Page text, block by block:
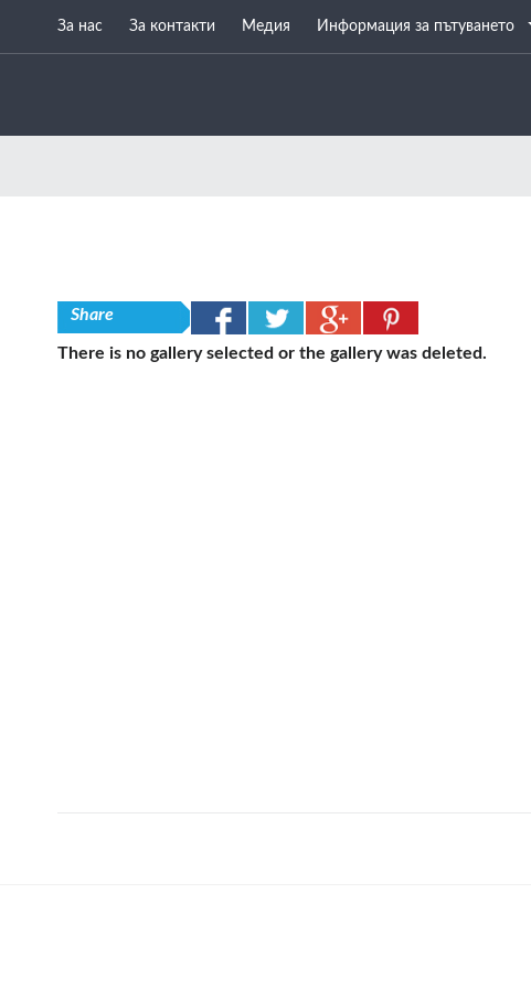
За нас За контакти Медия Информация за пътуването
Share
There is no gallery selected or the gallery was deleted.